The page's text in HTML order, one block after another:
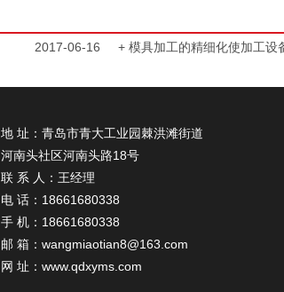
2017-06-16 + 模具加工的精细化使加工设
地 址：青岛市青大工业园棘洪滩街道
河南头社区河南头路18号
联 系 人：王经理
电 话：18661680338
手 机：18661680338
邮 箱：wangmiaotian8@163.com
网 址：www.qdxyms.com